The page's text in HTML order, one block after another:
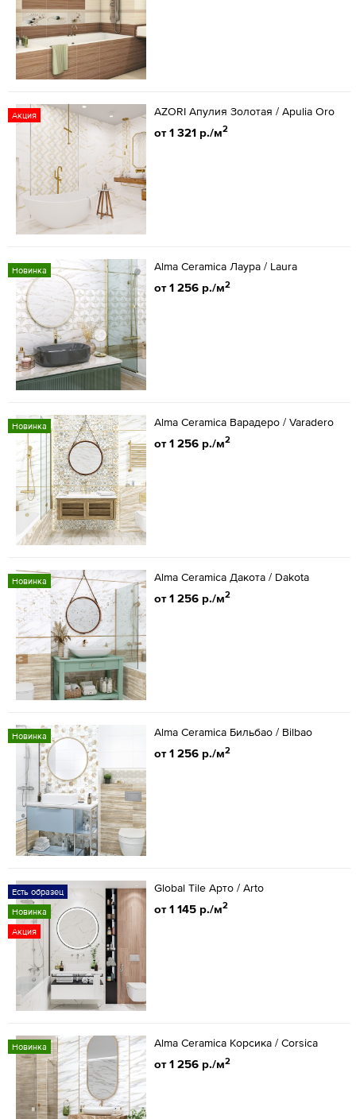
Акция AZORI Апулия Золотая / Apulia Oro
от 1 321 р./м2
Новинка Alma Ceramica Лаура / Laura
от 1 256 р./м2
Новинка Alma Ceramica Варадеро / Varadero
от 1 256 р./м2
Новинка Alma Ceramica Дакота / Dakota
от 1 256 р./м2
Новинка Alma Ceramica Бильбао / Bilbao
от 1 256 р./м2
Есть образец
Новинка
Акция
Global Tile Арто / Arto
от 1 145 р./м2
Новинка Alma Ceramica Корсика / Corsica
от 1 256 р./м2